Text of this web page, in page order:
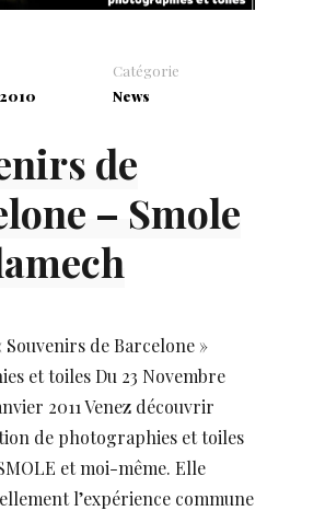
Catégorie
News
de
– Smole
de Barcelone »
et toiles Du 23 Novembre
2011 Venez découvrir
de photographies et toiles
et moi-même. Elle
l’expérience commune